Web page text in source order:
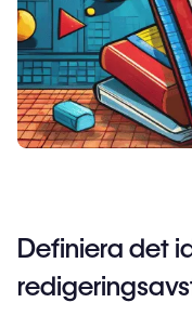
Definiera det